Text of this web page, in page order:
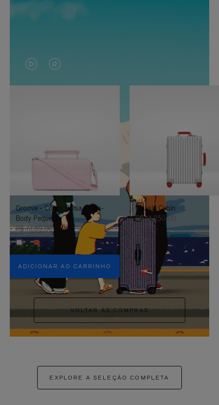
O
VÍDEO
PRESSIONE
PAUSÁ-
LO
O
VÍDEO
FAVOR,
CLIQUE
PARA
ATIVÁ-
LO
Groove - Couro Bolsa Cross-
Body Pequena
R$ 7.550,00
+5
ADICIONAR AO CARRINHO
Classic Cabin
R$ 14.250,00
VOLTAR ÀS COMPRAS
EXPLORE A SELEÇÃO COMPLETA